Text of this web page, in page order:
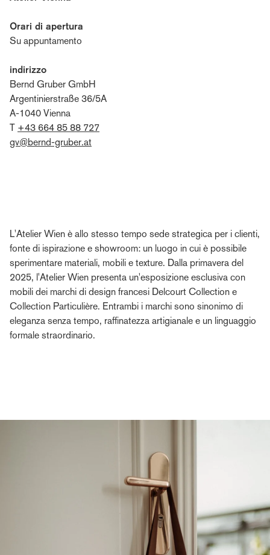
Orari di apertura
Su appuntamento
indirizzo
Bernd Gruber GmbH
Argentinierstraße 36/5A
A-1040 Vienna
T +43 664 85 88 727
gv@bernd-gruber.at
L'Atelier Wien è allo stesso tempo sede strategica per i clienti,
fonte di ispirazione e showroom: un luogo in cui è possibile
sperimentare materiali, mobili e texture. Dalla primavera del
2025, l'Atelier Wien presenta un'esposizione esclusiva con
mobili dei marchi di design francesi Delcourt Collection e
Collection Particulière. Entrambi i marchi sono sinonimo di
eleganza senza tempo, raffinatezza artigianale e un linguaggio
formale straordinario.